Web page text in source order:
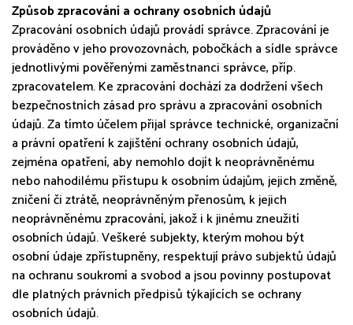
Způsob zpracování a ochrany osobních údajů
Zpracování osobních údajů provádí správce. Zpracování je
prováděno v jeho provozovnách, pobočkách a sídle správce
jednotlivými pověřenými zaměstnanci správce, příp.
zpracovatelem. Ke zpracování dochází za dodržení všech
bezpečnostních zásad pro správu a zpracování osobních
údajů. Za tímto účelem přijal správce technické, organizační
a právní opatření k zajištění ochrany osobních údajů,
zejména opatření, aby nemohlo dojít k neoprávněnému
nebo nahodilému přístupu k osobním údajům, jejich změně,
zničení či ztrátě, neoprávněným přenosům, k jejich
neoprávněnému zpracování, jakož i k jinému zneužití
osobních údajů. Veškeré subjekty, kterým mohou být
osobní údaje zpřístupněny, respektují právo subjektů údajů
na ochranu soukromí a svobod a jsou povinny postupovat
dle platných právních předpisů týkajících se ochrany
osobních údajů.